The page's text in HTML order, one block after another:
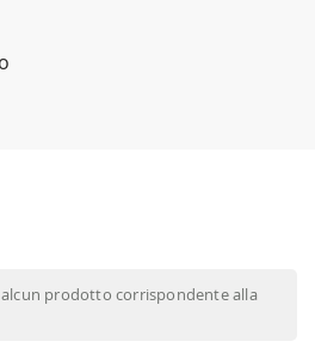
prodotto corrispondente alla